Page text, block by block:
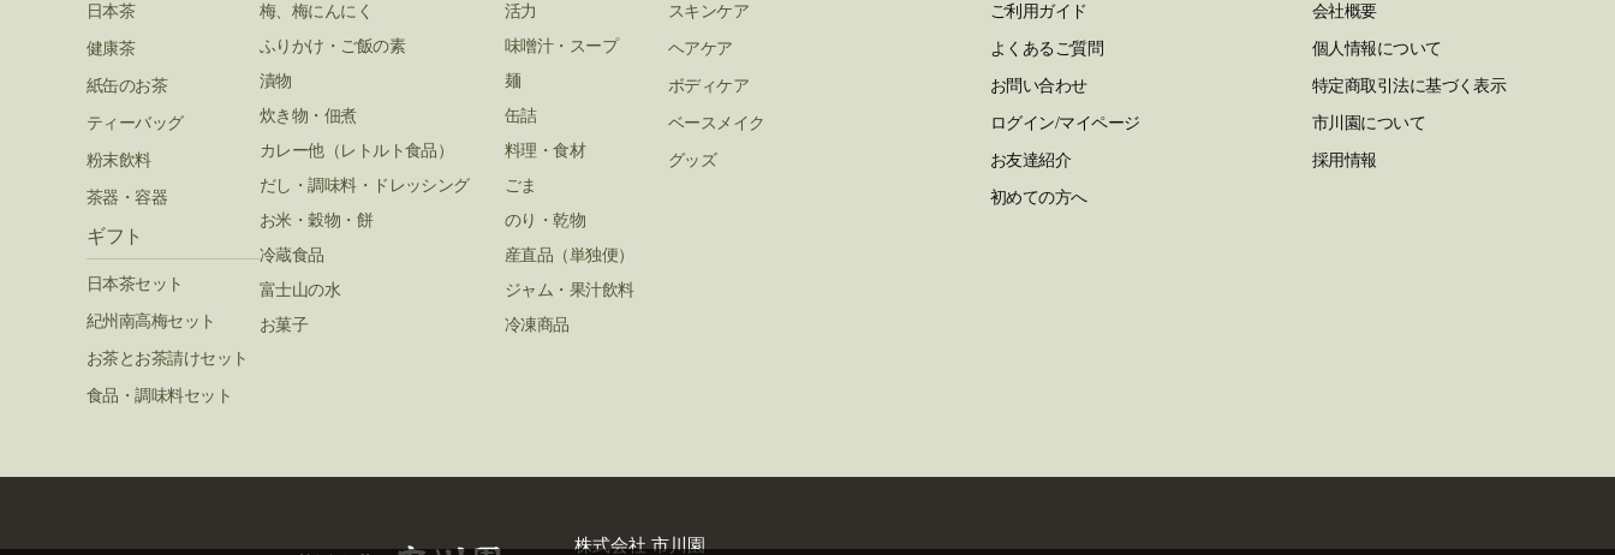
日本茶
健康茶
紙缶のお茶
ティーバッグ
粉末飲料
茶器・容器
ギフト
日本茶セット
紀州南高梅セット
お茶とお茶請けセット
食品・調味料セット
梅、梅にんにく
活力
ふりかけ・ご飯の素
味噌汁・スープ
漬物
麺
炊き物・佃煮
缶詰
カレー他（レトルト食品）
料理・食材
だし・調味料・ドレッシング
ごま
お米・穀物・餅
のり・乾物
冷蔵食品
産直品（単独便）
富士山の水
ジャム・果汁飲料
お菓子
冷凍商品
スキンケア
ヘアケア
ボディケア
ベースメイク
グッズ
ご利用ガイド
よくあるご質問
お問い合わせ
ログイン/マイページ
お友達紹介
初めての方へ
会社概要
個人情報について
特定商取引法に基づく表示
市川園について
採用情報
株式会社 市川園